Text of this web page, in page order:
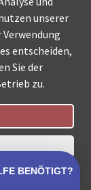
unserer
entscheiden,
Sie der
zu.
BENÖTIGT?